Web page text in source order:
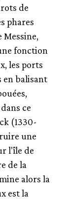
de
phares
Messine,
fonction
les ports
en balisant
ce
(1330-
une
l'île de
de la
alors la
est la